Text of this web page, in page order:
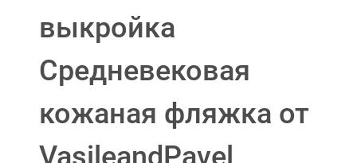
выкройка
Средневековая
кожаная фляжка от